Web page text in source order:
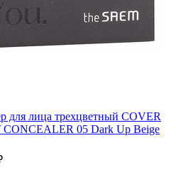
лица трехцветный COVER
05 Dark Up Beige